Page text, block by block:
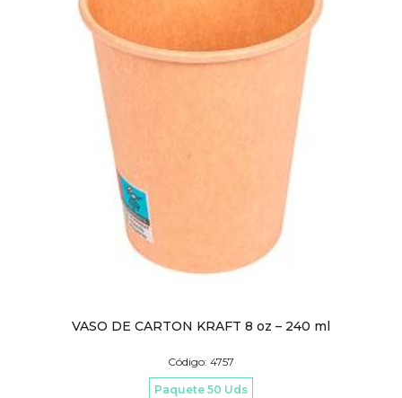
VASO DE CARTON KRAFT 8 oz – 240 ml
Código: 4757
Paquete 50 Uds